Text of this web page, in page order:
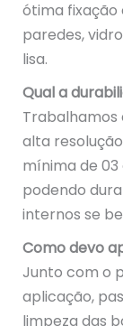
ótima fixação
paredes,
lisa.
Qual a
Trabalhamos
alta
mínima de
podendo
internos se
Como devo
Junto com o
aplicação,
limpeza das